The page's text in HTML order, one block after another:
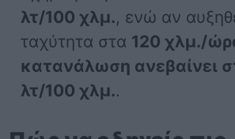
λτ/100 χλμ., ενώ αν
ταχύτητα στα 120 χλμ./
κατανάλωση ανεβαίνει
λτ/100 χλμ..